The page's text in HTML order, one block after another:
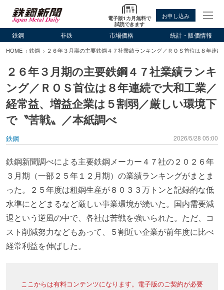
電子版1カ月無料で
試読できます
お申し込み
鉄鋼 非鉄 市場価格 統計・販価情報
HOME 鉄鋼 ２６年３月期の主要鉄鋼４７社業績ランキング／ＲＯＳ首位は８年連
２６年３月期の主要鉄鋼４７社業績ランキ
ング／ＲＯＳ首位は８年連続で大和工業／
経常益、増益企業は５割弱／厳しい環境下
で〝苦戦〟／本紙調べ
鉄鋼 2026/5/28 05:00
鉄鋼新聞調べによる主要鉄鋼メーカー４７社の２０２６年
３月期（一部２５年１２月期）の業績ランキングがまとま
った。２５年度は粗鋼生産が８０３３万トンと記録的な低
水準にとどまるなど厳しい事業環境が続いた。国内需要減
退という逆風の中で、各社は苦戦を強いられた。ただ、コ
スト削減努力などもあって、５割近い企業が前年度に比べ
経常利益を伸ばした。
ここからは有料コンテンツになります。電子版のご契約が必要